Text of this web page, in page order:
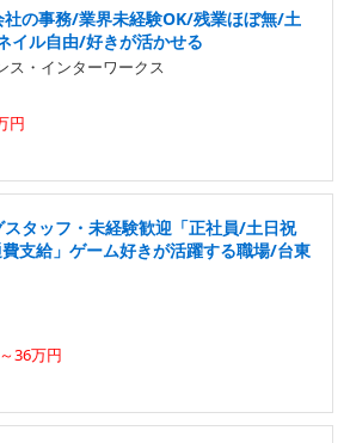
社の事務/業界未経験OK/残業ほぼ無/土
イル自由/好きが活かせる
ス・インターワークス
円
タッフ・未経験歓迎「正社員/土日祝
支給」ゲーム好きが活躍する職場/台東
36万円